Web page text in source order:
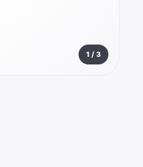
1 / 3